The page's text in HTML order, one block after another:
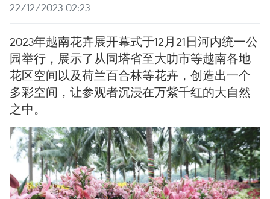
22/12/2023 02:23
2023年越南花卉展开幕式于12月21日河内统一公
园举行，展示了从同塔省至大叻市等越南各地
花区空间以及荷兰百合林等花卉，创造出一个
多彩空间，让参观者沉浸在万紫千红的大自然
之中。